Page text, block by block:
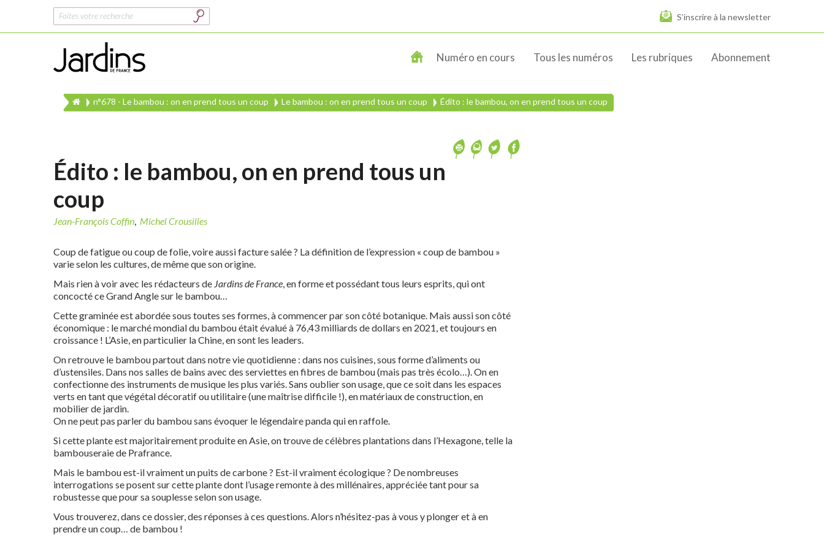
Rechercher : S’inscrire à la newsletter
Numéro en cours Tous les numéros Les rubriques Abonnement
n°678 - Le bambou : on en prend tous un coup Le bambou : on en prend tous un coup Édito : le bambou, on en prend tous un coup
Édito : le bambou, on en prend tous un
coup
Jean-François Coffin, Michel Crousilles
Coup de fatigue ou coup de folie, voire aussi facture salée ? La définition de l’expression « coup de bambou »
varie selon les cultures, de même que son origine.
Mais rien à voir avec les rédacteurs de Jardins de France, en forme et possédant tous leurs esprits, qui ont
concocté ce Grand Angle sur le bambou…
Cette graminée est abordée sous toutes ses formes, à commencer par son côté botanique. Mais aussi son côté
économique : le marché mondial du bambou était évalué à 76,43 milliards de dollars en 2021, et toujours en
croissance ! L’Asie, en particulier la Chine, en sont les leaders.
On retrouve le bambou partout dans notre vie quotidienne : dans nos cuisines, sous forme d’aliments ou
d’ustensiles. Dans nos salles de bains avec des serviettes en fibres de bambou (mais pas très écolo…). On en
confectionne des instruments de musique les plus variés. Sans oublier son usage, que ce soit dans les espaces
verts en tant que végétal décoratif ou utilitaire (une maîtrise difficile !), en matériaux de construction, en
mobilier de jardin.
On ne peut pas parler du bambou sans évoquer le légendaire panda qui en raffole.
Si cette plante est majoritairement produite en Asie, on trouve de célèbres plantations dans l’Hexagone, telle la
bambouseraie de Prafrance.
Mais le bambou est-il vraiment un puits de carbone ? Est-il vraiment écologique ? De nombreuses
interrogations se posent sur cette plante dont l’usage remonte à des millénaires, appréciée tant pour sa
robustesse que pour sa souplesse selon son usage.
Vous trouverez, dans ce dossier, des réponses à ces questions. Alors n’hésitez-pas à vous y plonger et à en
prendre un coup… de bambou !